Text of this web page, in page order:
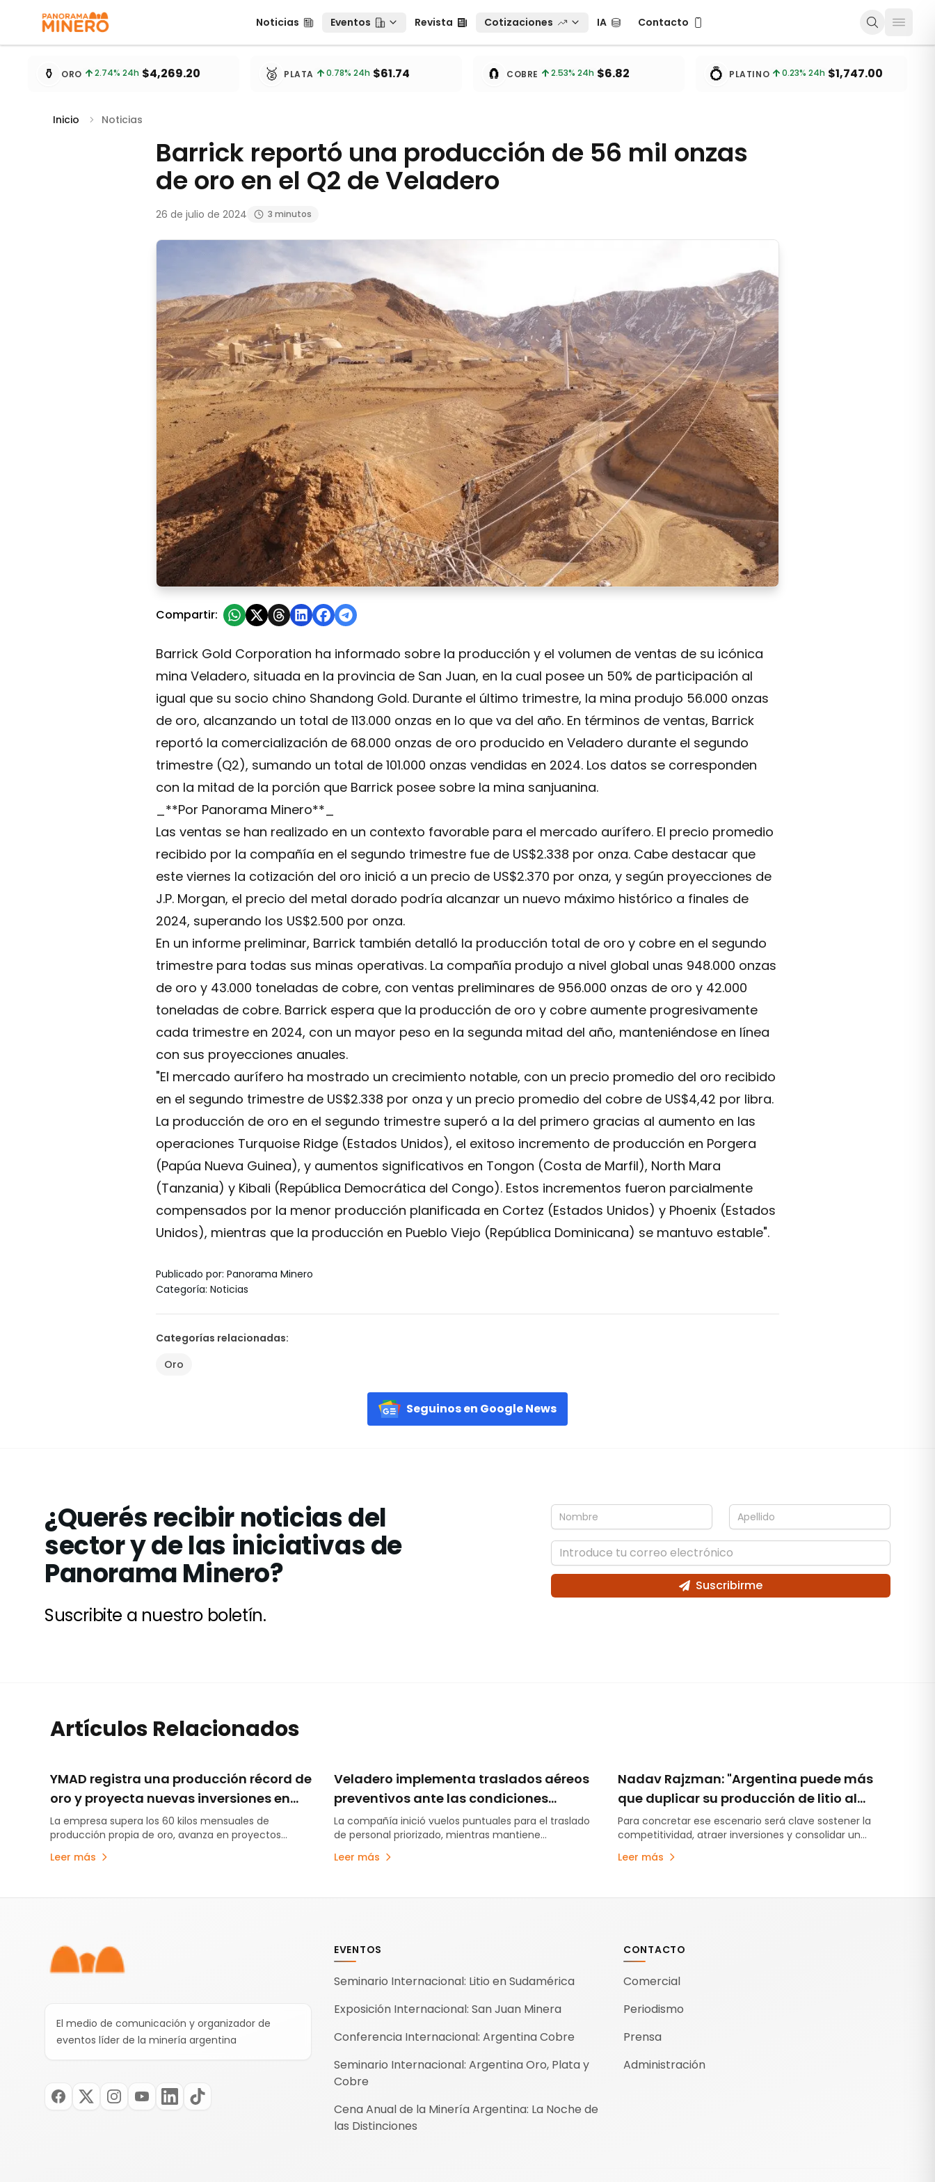
Noticias
Noticias Eventos
Eventos Revista
Revista Cotizaciones
Cotizaciones IAIA Contacto
Contacto
Cotizaciones de metales actualizadas cada 15 minutos
⚱️ ORO 2.74% 24h $4,269.20 🥈 PLATA 0.78% 24h $61.74 🧲 COBRE 2.53% 24h $6.82 💍 PLATINO 0.23% 24h $1,747.00
Inicio Noticias
Barrick reportó una producción de 56 mil onzas
de oro en el Q2 de Veladero
26 de julio de 2024 3 minutos
Barrick reportó una producción de 56 mil onzas de oro en el Q2 de Veladero
Compartir:
Barrick Gold Corporation ha informado sobre la producción y el volumen de ventas de su icónica
mina Veladero, situada en la provincia de San Juan, en la cual posee un 50% de participación al
igual que su socio chino Shandong Gold. Durante el último trimestre, la mina produjo 56.000 onzas
de oro, alcanzando un total de 113.000 onzas en lo que va del año. En términos de ventas, Barrick
reportó la comercialización de 68.000 onzas de oro producido en Veladero durante el segundo
trimestre (Q2), sumando un total de 101.000 onzas vendidas en 2024. Los datos se corresponden
con la mitad de la porción que Barrick posee sobre la mina sanjuanina.
_**Por Panorama Minero**_
Las ventas se han realizado en un contexto favorable para el mercado aurífero. El precio promedio
recibido por la compañía en el segundo trimestre fue de US$2.338 por onza. Cabe destacar que
este viernes la cotización del oro inició a un precio de US$2.370 por onza, y según proyecciones de
J.P. Morgan, el precio del metal dorado podría alcanzar un nuevo máximo histórico a finales de
2024, superando los US$2.500 por onza.
En un informe preliminar, Barrick también detalló la producción total de oro y cobre en el segundo
trimestre para todas sus minas operativas. La compañía produjo a nivel global unas 948.000 onzas
de oro y 43.000 toneladas de cobre, con ventas preliminares de 956.000 onzas de oro y 42.000
toneladas de cobre. Barrick espera que la producción de oro y cobre aumente progresivamente
cada trimestre en 2024, con un mayor peso en la segunda mitad del año, manteniéndose en línea
con sus proyecciones anuales.
"El mercado aurífero ha mostrado un crecimiento notable, con un precio promedio del oro recibido
en el segundo trimestre de US$2.338 por onza y un precio promedio del cobre de US$4,42 por libra.
La producción de oro en el segundo trimestre superó a la del primero gracias al aumento en las
operaciones Turquoise Ridge (Estados Unidos), el exitoso incremento de producción en Porgera
(Papúa Nueva Guinea), y aumentos significativos en Tongon (Costa de Marfil), North Mara
(Tanzania) y Kibali (República Democrática del Congo). Estos incrementos fueron parcialmente
compensados por la menor producción planificada en Cortez (Estados Unidos) y Phoenix (Estados
Unidos), mientras que la producción en Pueblo Viejo (República Dominicana) se mantuvo estable".
Publicado por: Panorama Minero
Categoría: Noticias
Categorías relacionadas:
Oro
Seguinos en Google News
¿Querés recibir noticias del
sector y de las iniciativas de
Panorama Minero?
Suscribite a nuestro boletín.
Suscribirme
Artículos Relacionados
YMAD registra una producción récord de
oro y proyecta nuevas inversiones en
exploración y energía
La empresa supera los 60 kilos mensuales de
producción propia de oro, avanza en proyectos
exploratorios y analiza iniciativas energéticas para
fortalecer su desarrollo futuro.
Leer más
Veladero implementa traslados aéreos
preventivos ante las condiciones
meteorológicas
La compañía inició vuelos puntuales para el traslado
de personal priorizado, mientras mantiene
suspendidas preventivamente sus actividades
productivas.
Leer más
Nadav Rajzman: "Argentina puede más
que duplicar su producción de litio al
2035"
Para concretar ese escenario será clave sostener la
competitividad, atraer inversiones y consolidar un
marco de previsibilidad, afirmó el economista jefe de
CAEM.
Leer más
El medio de comunicación y organizador de
eventos líder de la minería argentina
EVENTOS
Seminario Internacional: Litio en Sudamérica
Exposición Internacional: San Juan Minera
Conferencia Internacional: Argentina Cobre
Seminario Internacional: Argentina Oro, Plata y
Cobre
Cena Anual de la Minería Argentina: La Noche de
las Distinciones
CONTACTO
Comercial
Periodismo
Prensa
Administración